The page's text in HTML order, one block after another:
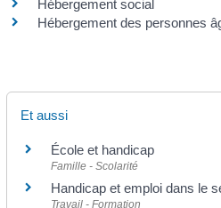
Hébergement social
Hébergement des personnes
Et aussi
École et handicap
Famille - Scolarité
Handicap et emploi dans le
Travail - Formation